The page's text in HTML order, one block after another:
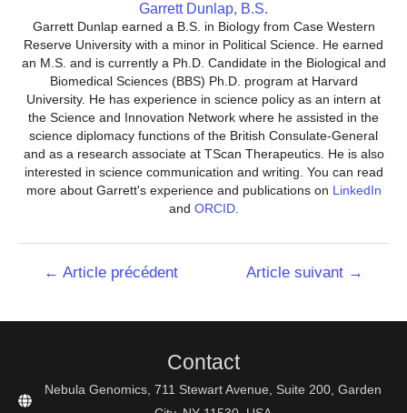
Garrett Dunlap, B.S.
Garrett Dunlap earned a B.S. in Biology from Case Western
Reserve University with a minor in Political Science. He earned
an M.S. and is currently a Ph.D. Candidate in the Biological and
Biomedical Sciences (BBS) Ph.D. program at Harvard
University. He has experience in science policy as an intern at
the Science and Innovation Network where he assisted in the
science diplomacy functions of the British Consulate-General
and as a research associate at TScan Therapeutics. He is also
interested in science communication and writing. You can read
more about Garrett's experience and publications on LinkedIn
and ORCID.
Navigation
← Article précédent Article suivant →
Contact
Nebula Genomics, 711 Stewart Avenue, Suite 200, Garden